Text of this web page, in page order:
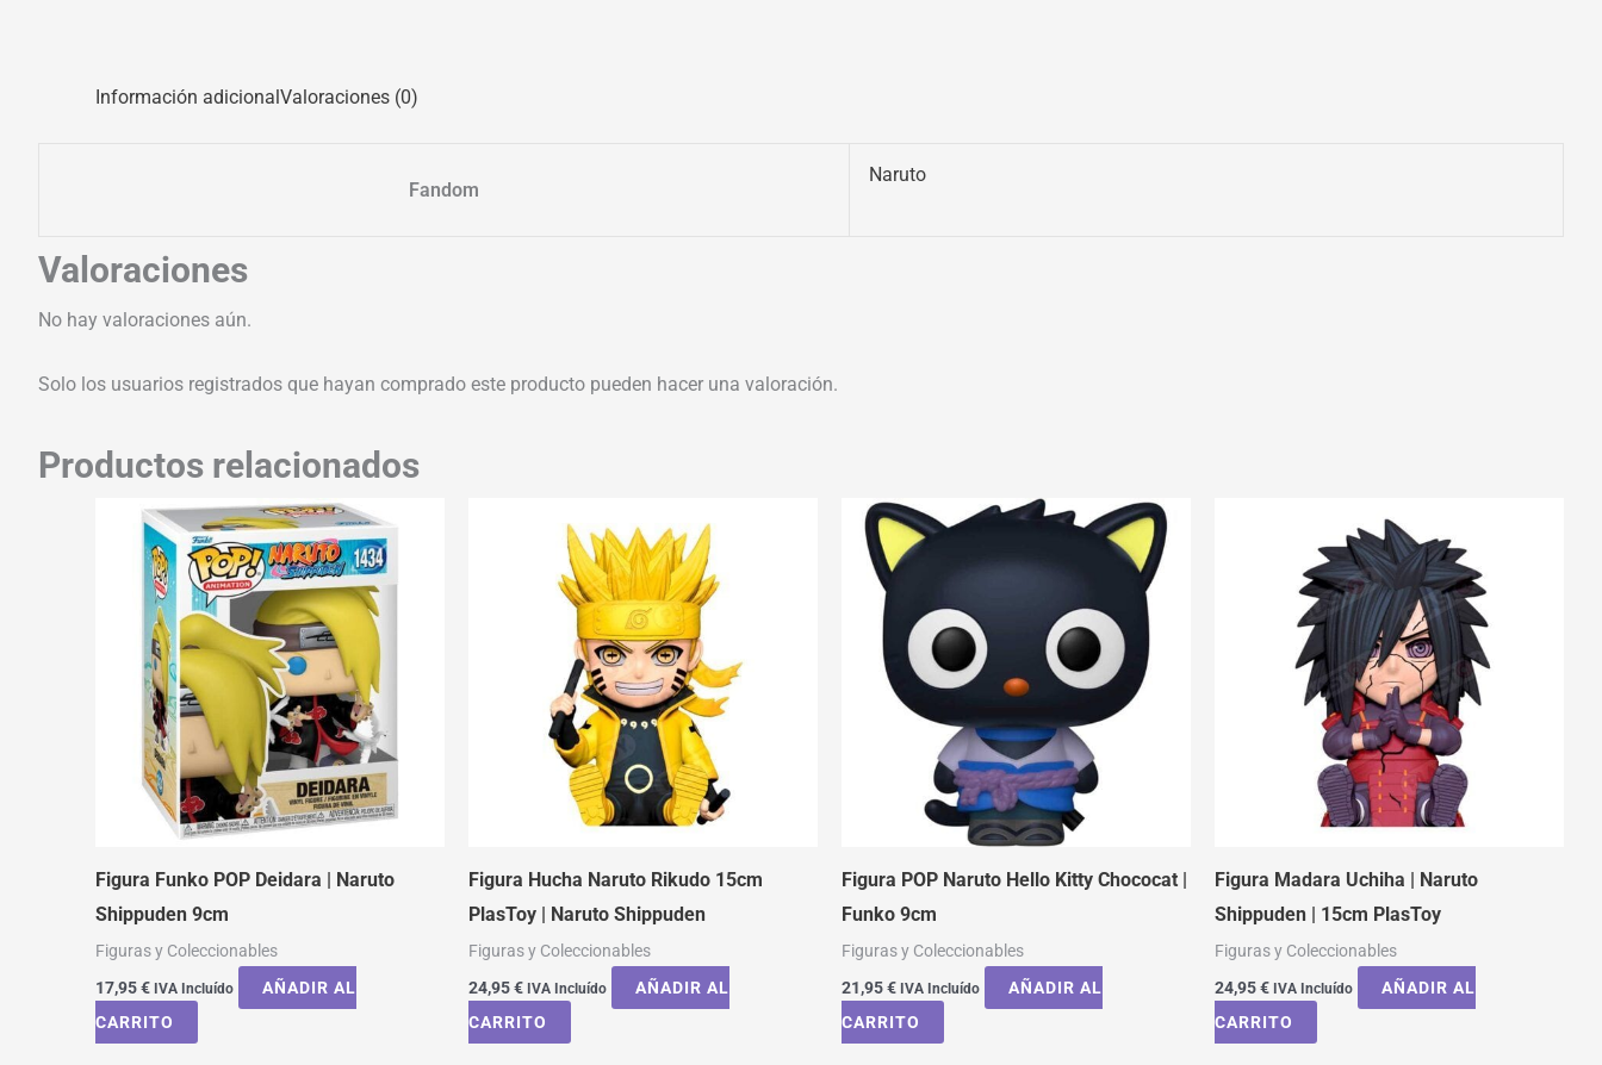
Información adicionalValoraciones (0)
Fandom
Naruto
Valoraciones
No hay valoraciones aún.
Solo los usuarios registrados que hayan comprado este producto pueden hacer una valoración.
Productos relacionados
Figura Funko POP Deidara | Naruto
Shippuden 9cm
Figuras y Coleccionables
17,95€ IVA Incluído
AÑADIR AL
CARRITO
Figura Hucha Naruto Rikudo 15cm
PlasToy | Naruto Shippuden
Figuras y Coleccionables
24,95€ IVA Incluído
AÑADIR AL
CARRITO
Figura POP Naruto Hello Kitty Chococat |
Funko 9cm
Figuras y Coleccionables
21,95€ IVA Incluído
AÑADIR AL
CARRITO
Figura Madara Uchiha | Naruto
Shippuden | 15cm PlasToy
Figuras y Coleccionables
24,95€ IVA Incluído
AÑADIR AL
CARRITO